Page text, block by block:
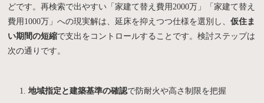
どです。再検索で出やすい「家建て替え費用2000万」「家建て替え
費用1000万」への現実解は、延床を抑えつつ仕様を選別し、仮住ま
い期間の短縮で支出をコントロールすることです。検討ステップは
次の通りです。
地域指定と建築基準の確認で防耐火や高さ制限を把握